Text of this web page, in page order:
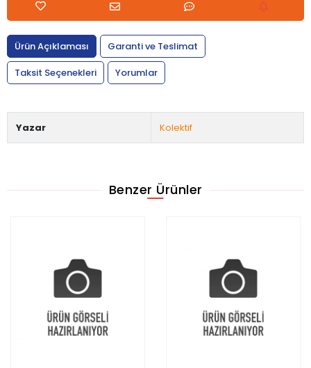
Ürün Açıklaması
Garanti ve Teslimat
Taksit Seçenekleri
Yorumlar
Yazar Kolektif
Benzer Ürünler